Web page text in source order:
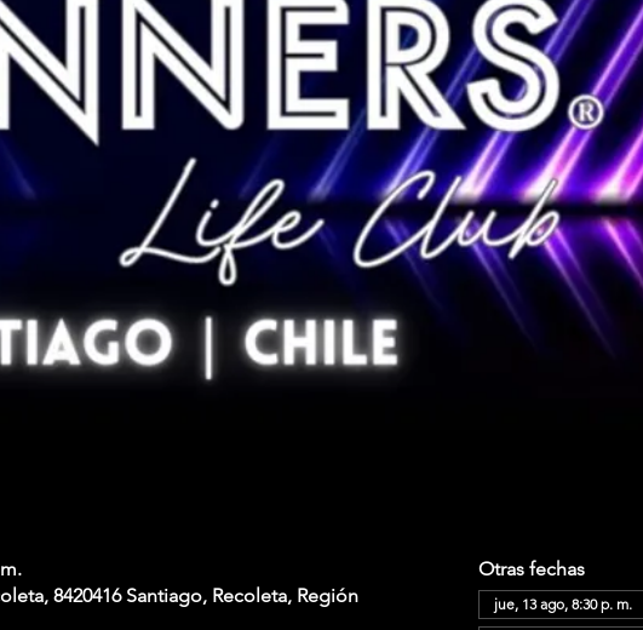
8420416 Santiago, Recoleta, Región
Otras fechas
jue, 13 ago, 8:30 p. m.